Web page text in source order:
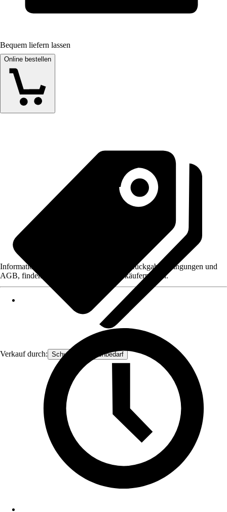
Bequem liefern lassen
Online bestellen
Verkauf durch: Schuster-Floristenbedarf
Informationen des Verkäufers, wie z. B. Rückgabebedingungen und
AGB, finden Sie bei Klick auf den Verkäufernamen.